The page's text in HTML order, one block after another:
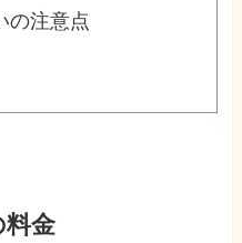
の注意点
料金